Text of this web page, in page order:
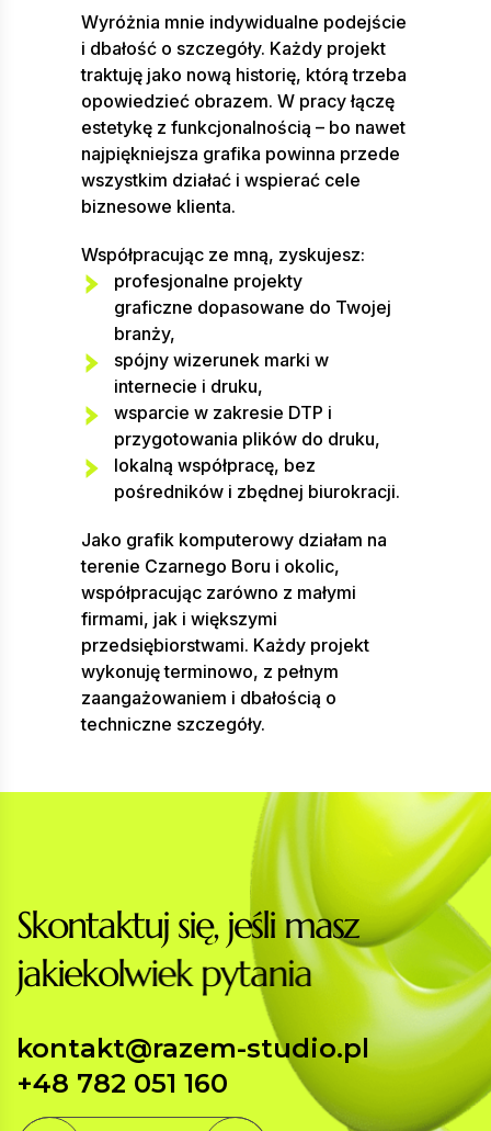
Wyróżnia mnie indywidualne podejście
i dbałość o szczegóły. Każdy projekt
traktuję jako nową historię, którą trzeba
opowiedzieć obrazem. W pracy łączę
estetykę z funkcjonalnością – bo nawet
najpiękniejsza grafika powinna przede
wszystkim działać i wspierać cele
biznesowe klienta.
Współpracując ze mną, zyskujesz:
profesjonalne projekty
graficzne dopasowane do Twojej
branży,
spójny wizerunek marki w
internecie i druku,
wsparcie w zakresie DTP i
przygotowania plików do druku,
lokalną współpracę, bez
pośredników i zbędnej biurokracji.
Jako grafik komputerowy działam na
terenie Czarnego Boru i okolic,
współpracując zarówno z małymi
firmami, jak i większymi
przedsiębiorstwami. Każdy projekt
wykonuję terminowo, z pełnym
zaangażowaniem i dbałością o
techniczne szczegóły.
Skontaktuj się, jeślimasz
jakiekolwiek pytania
kontakt@razem-studio.pl
+48 782 051 160